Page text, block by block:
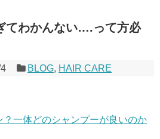
てわかんない….って方必
BLOG, HAIR CARE
？一体どのシャンプーが良いのか